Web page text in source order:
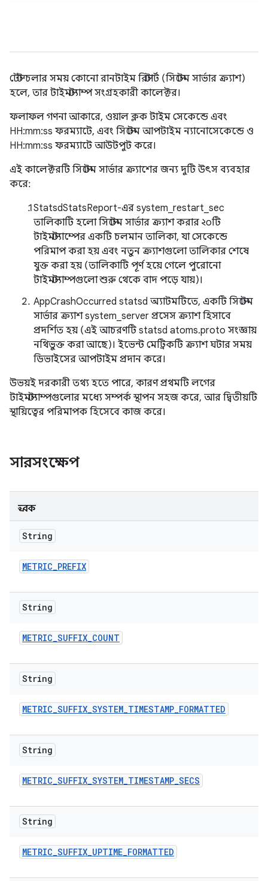
টেস্ট চলার সময় কোনো রানটাইম রিস্টার্ট (সিস্টেম সার্ভার ক্র্যাশ)
হলে, তার টাইমস্ট্যাম্প সংগ্রহকারী কালেক্টর।
ফলাফল গণনা আকারে, ওয়াল ক্লক টাইম সেকেন্ডে এবং
HH:mm:ss ফরম্যাটে, এবং সিস্টেম আপটাইম ন্যানোসেকেন্ডে ও
HH:mm:ss ফরম্যাটে আউটপুট করে।
এই কালেক্টরটি সিস্টেম সার্ভার ক্র্যাশের জন্য দুটি উৎস ব্যবহার
করে:
StatsdStatsReport-এর system_restart_sec
তালিকাটি হলো সিস্টেম সার্ভার ক্র্যাশ করার ২০টি
টাইমস্ট্যাম্পের একটি চলমান তালিকা, যা সেকেন্ডে
পরিমাপ করা হয় এবং নতুন ক্র্যাশগুলো তালিকার শেষে
যুক্ত করা হয় (তালিকাটি পূর্ণ হয়ে গেলে পুরোনো
টাইমস্ট্যাম্পগুলো শুরু থেকে বাদ পড়ে যায়)।
AppCrashOccurred statsd অ্যাটমটিতে, একটি সিস্টেম
সার্ভার ক্র্যাশ system_server প্রসেস ক্র্যাশ হিসাবে
প্রদর্শিত হয় (এই আচরণটি statsd atoms.proto সংজ্ঞায়
নথিভুক্ত করা আছে)। ইভেন্ট মেট্রিকটি ক্র্যাশ ঘটার সময়
ডিভাইসের আপটাইম প্রদান করে।
উভয়ই দরকারী তথ্য হতে পারে, কারণ প্রথমটি লগের
টাইমস্ট্যাম্পগুলোর মধ্যে সম্পর্ক স্থাপন সহজ করে, আর দ্বিতীয়টি
স্থায়িত্বের পরিমাপক হিসেবে কাজ করে।
সারসংক্ষেপ
ধ্রুবক
String
METRIC_PREFIX
String
METRIC_SUFFIX_COUNT
String
METRIC_SUFFIX_SYSTEM_TIMESTAMP_FORMATTED
String
METRIC_SUFFIX_SYSTEM_TIMESTAMP_SECS
String
METRIC_SUFFIX_UPTIME_FORMATTED